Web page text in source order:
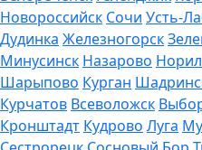
Новороссийск Сочи Усть-
Дудинка Железногорск
Минусинск Назарово
Шарыпово Курган
Курчатов Всеволожск
Кронштадт Кудрово Луга